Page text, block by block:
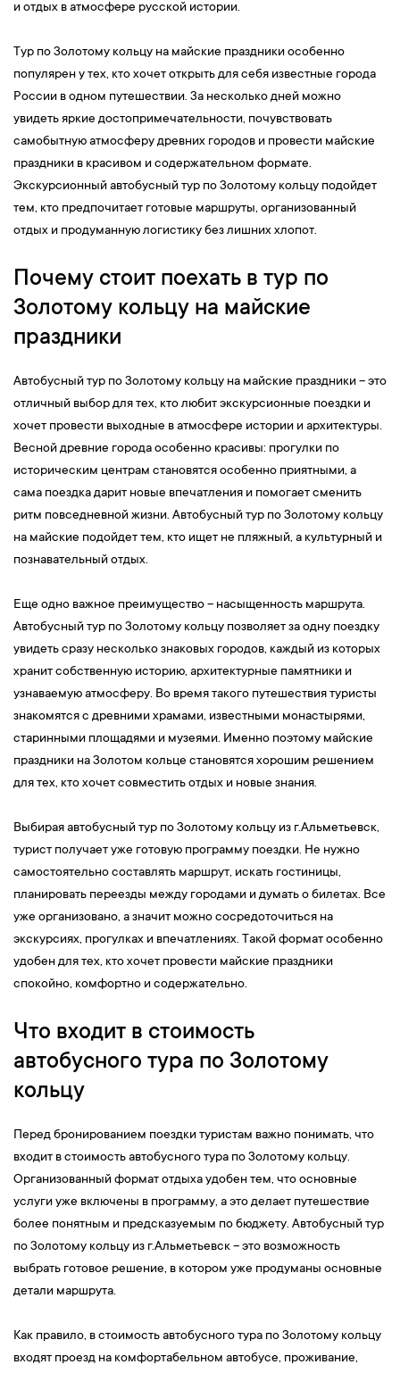
и отдых в атмосфере русской истории.
Тур по Золотому кольцу на майские праздники особенно
популярен у тех, кто хочет открыть для себя известные города
России в одном путешествии. За несколько дней можно
увидеть яркие достопримечательности, почувствовать
самобытную атмосферу древних городов и провести майские
праздники в красивом и содержательном формате.
Экскурсионный автобусный тур по Золотому кольцу подойдет
тем, кто предпочитает готовые маршруты, организованный
отдых и продуманную логистику без лишних хлопот.
Почему стоит поехать в тур по
Золотому кольцу на майские
праздники
Автобусный тур по Золотому кольцу на майские праздники – это
отличный выбор для тех, кто любит экскурсионные поездки и
хочет провести выходные в атмосфере истории и архитектуры.
Весной древние города особенно красивы: прогулки по
историческим центрам становятся особенно приятными, а
сама поездка дарит новые впечатления и помогает сменить
ритм повседневной жизни. Автобусный тур по Золотому кольцу
на майские подойдет тем, кто ищет не пляжный, а культурный и
познавательный отдых.
Еще одно важное преимущество – насыщенность маршрута.
Автобусный тур по Золотому кольцу позволяет за одну поездку
увидеть сразу несколько знаковых городов, каждый из которых
хранит собственную историю, архитектурные памятники и
узнаваемую атмосферу. Во время такого путешествия туристы
знакомятся с древними храмами, известными монастырями,
старинными площадями и музеями. Именно поэтому майские
праздники на Золотом кольце становятся хорошим решением
для тех, кто хочет совместить отдых и новые знания.
Выбирая автобусный тур по Золотому кольцу из г.Альметьевск,
турист получает уже готовую программу поездки. Не нужно
самостоятельно составлять маршрут, искать гостиницы,
планировать переезды между городами и думать о билетах. Все
уже организовано, а значит можно сосредоточиться на
экскурсиях, прогулках и впечатлениях. Такой формат особенно
удобен для тех, кто хочет провести майские праздники
спокойно, комфортно и содержательно.
Что входит в стоимость
автобусного тура по Золотому
кольцу
Перед бронированием поездки туристам важно понимать, что
входит в стоимость автобусного тура по Золотому кольцу.
Организованный формат отдыха удобен тем, что основные
услуги уже включены в программу, а это делает путешествие
более понятным и предсказуемым по бюджету. Автобусный тур
по Золотому кольцу из г.Альметьевск – это возможность
выбрать готовое решение, в котором уже продуманы основные
детали маршрута.
Как правило, в стоимость автобусного тура по Золотому кольцу
входят проезд на комфортабельном автобусе, проживание,